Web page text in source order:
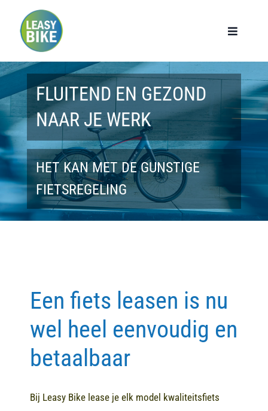
Toggle
Home
Werknemers
Werkgevers
Privé lease
Modellen
Contact
FLUITEND EN GEZOND
NAAR JE WERK
HET KAN MET DE GUNSTIGE
FIETSREGELING
Een fiets leasen is nu
wel heel eenvoudig en
betaalbaar
Bij Leasy Bike lease je elk model kwaliteitsfiets